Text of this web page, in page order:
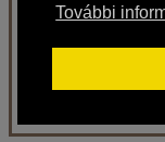
További